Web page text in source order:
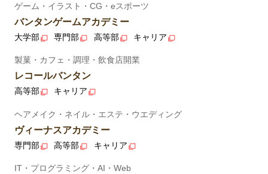
ゲーム・イラスト・CG・eスポーツ
バンタンゲームアカデミー
大学部 専門部 高等部 キャリア
製菓・カフェ・調理・飲食店開業
レコールバンタン
高等部 キャリア
ヘアメイク・ネイル・エステ・ウエディング
ヴィーナスアカデミー
専門部 高等部 キャリア
IT・プログラミング・AI・Web